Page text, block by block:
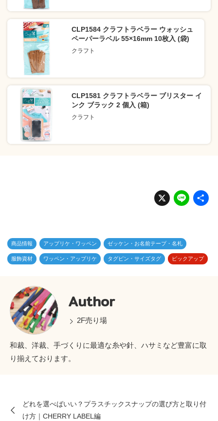
CLP1584 クラフトラベラー ウォッシュ
ペーパーラベル 55×16mm 10枚入 (袋)
クラフト
CLP1581 クラフトラベラー ブリスター イ
ンク ブラック 2 個入 (箱)
クラフト
X Li
n
商品情報 アップリケ・ワッペン ゼッケン・お名前テープ・名札
服飾資材 ワッペン・アップリケ タグピン・サイズタグ ピックアップ
Author
2F売り場
和裁、洋裁、手づくりに最適な糸や針、ハサミなど豊富に取
り揃えております。
どれを選べばいい？プラスチックスナップの選び方と取り付
け方｜CHERRY LABEL編